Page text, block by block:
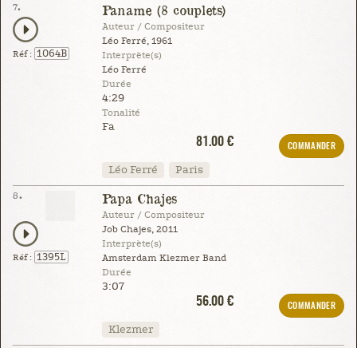
7.
Réf : 1064B
Paname (8 couplets)
Auteur / Compositeur
Léo Ferré, 1961
Interprète(s)
Léo Ferré
Durée
4:29
Tonalité
Fa
81.00 €
COMMANDER
Léo Ferré Paris
8.
Réf : 1395L
Papa Chajes
Auteur / Compositeur
Job Chajes, 2011
Interprète(s)
Amsterdam Klezmer Band
Durée
3:07
56.00 €
COMMANDER
Klezmer